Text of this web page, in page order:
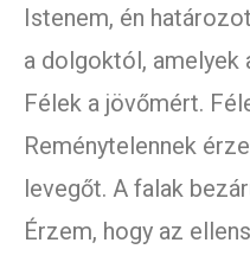
Istenem, én
a dolgoktól, amelyek
Félek a jövőmért.
Reménytelennek
levegőt. A falak
Érzem, hogy az